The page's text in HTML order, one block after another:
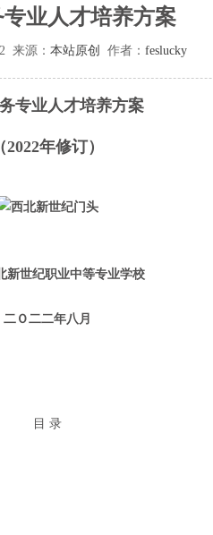
业人才培养方案
来源： 本站原创 作者： feslucky
专业人才培养方案
（2022年修订）
新世纪职业中等专业学校
二Ｏ二二年八月
目 录